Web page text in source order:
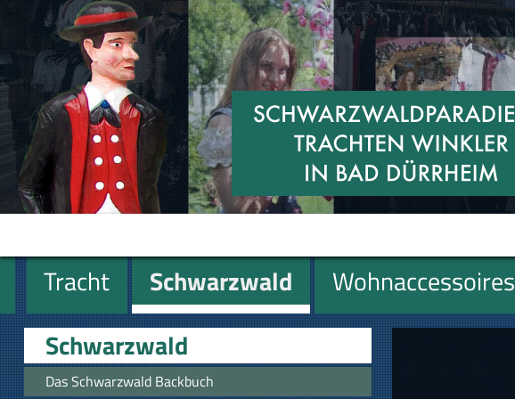
Tracht Schwarzwald Wohnaccessoires
Miniaturen
Geschenke
Schwarzwald
Das Schwarzwald Backbuch